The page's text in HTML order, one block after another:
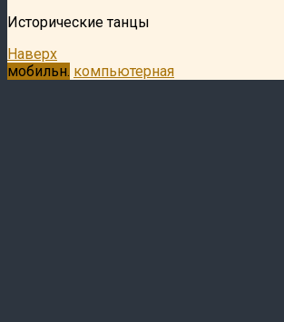
Исторические танцы
Наверх
мобильн. компьютерная